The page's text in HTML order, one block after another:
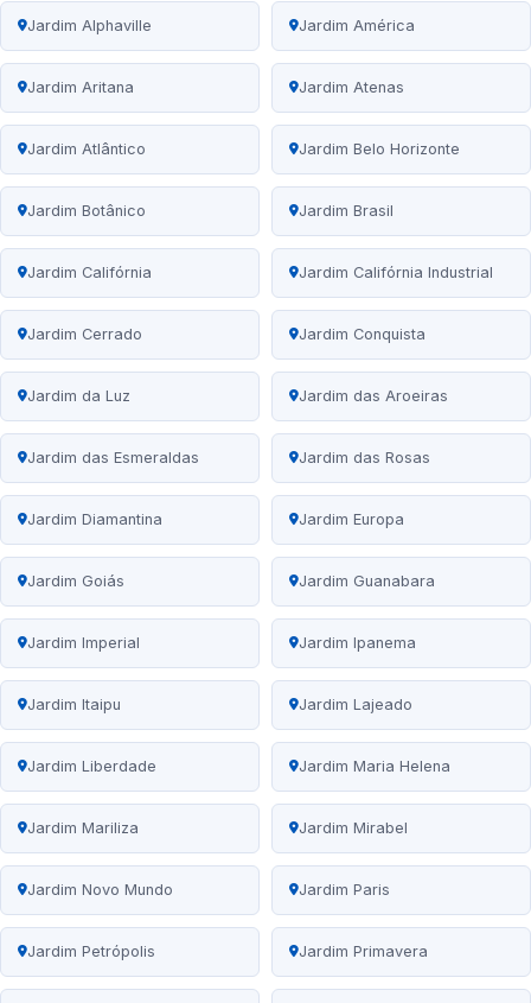
Jardim Alphaville Jardim América
Jardim Aritana Jardim Atenas
Jardim Atlântico Jardim Belo Horizonte
Jardim Botânico Jardim Brasil
Jardim Califórnia Jardim Califórnia Industrial
Jardim Cerrado Jardim Conquista
Jardim da Luz Jardim das Aroeiras
Jardim das Esmeraldas Jardim das Rosas
Jardim Diamantina Jardim Europa
Jardim Goiás Jardim Guanabara
Jardim Imperial Jardim Ipanema
Jardim Itaipu Jardim Lajeado
Jardim Liberdade Jardim Maria Helena
Jardim Mariliza Jardim Mirabel
Jardim Novo Mundo Jardim Paris
Jardim Petrópolis Jardim Primavera